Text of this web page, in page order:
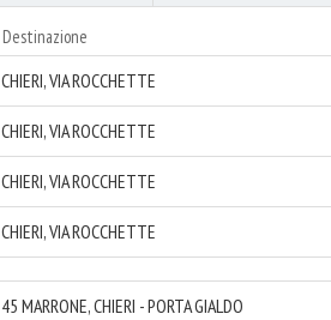
Destinazione
CHIERI, VIA ROCCHETTE
CHIERI, VIA ROCCHETTE
CHIERI, VIA ROCCHETTE
CHIERI, VIA ROCCHETTE
45 MARRONE, CHIERI - PORTA GIALDO